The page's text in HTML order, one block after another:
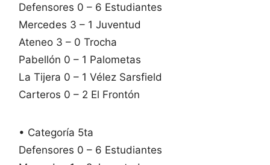
Defensores 0 – 6 Estudiantes
Mercedes 3 – 1 Juventud
Ateneo 3 – 0 Trocha
Pabellón 0 – 1 Palometas
La Tijera 0 – 1 Vélez Sarsfield
Carteros 0 – 2 El Frontón
• Categoría 5ta
Defensores 0 – 6 Estudiantes